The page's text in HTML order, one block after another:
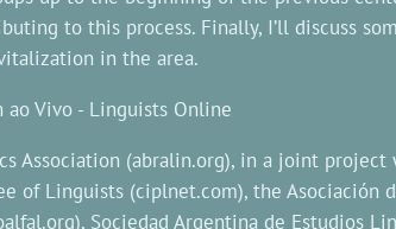
to this process. Finally, I’ll discuss
in the area.
ao Vivo - Linguists Online
Association (abralin.org), in a joint
of Linguists (ciplnet.com), the Asociación
Sociedad Argentina de Estudios